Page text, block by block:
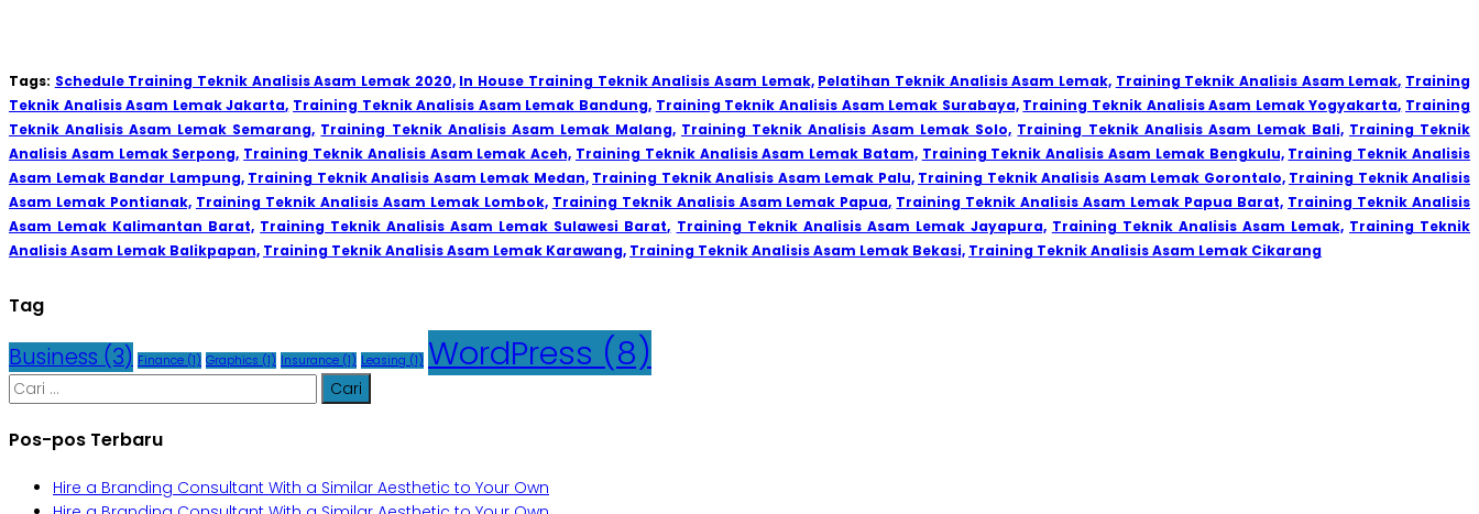
Tags: Schedule Training Teknik Analisis Asam Lemak 2020, In House Training Teknik Analisis Asam Lemak, Pelatihan Teknik Analisis Asam Lemak, Training Teknik Analisis Asam Lemak, Training
Teknik Analisis Asam Lemak Jakarta, Training Teknik Analisis Asam Lemak Bandung, Training Teknik Analisis Asam Lemak Surabaya, Training Teknik Analisis Asam Lemak Yogyakarta, Training
Teknik Analisis Asam Lemak Semarang, Training Teknik Analisis Asam Lemak Malang, Training Teknik Analisis Asam Lemak Solo, Training Teknik Analisis Asam Lemak Bali, Training Teknik
Analisis Asam Lemak Serpong, Training Teknik Analisis Asam Lemak Aceh, Training Teknik Analisis Asam Lemak Batam, Training Teknik Analisis Asam Lemak Bengkulu, Training Teknik Analisis
Asam Lemak Bandar Lampung, Training Teknik Analisis Asam Lemak Medan, Training Teknik Analisis Asam Lemak Palu, Training Teknik Analisis Asam Lemak Gorontalo, Training Teknik Analisis
Asam Lemak Pontianak, Training Teknik Analisis Asam Lemak Lombok, Training Teknik Analisis Asam Lemak Papua, Training Teknik Analisis Asam Lemak Papua Barat, Training Teknik Analisis
Asam Lemak Kalimantan Barat, Training Teknik Analisis Asam Lemak Sulawesi Barat, Training Teknik Analisis Asam Lemak Jayapura, Training Teknik Analisis Asam Lemak, Training Teknik
Analisis Asam Lemak Balikpapan, Training Teknik Analisis Asam Lemak Karawang, Training Teknik Analisis Asam Lemak Bekasi, Training Teknik Analisis Asam Lemak Cikarang
Tag
Business (3) Finance (1) Graphics (1) Insurance (1) Leasing (1) WordPress (8)
Cari
untuk:
Pos-pos Terbaru
Hire a Branding Consultant With a Similar Aesthetic to Your Own